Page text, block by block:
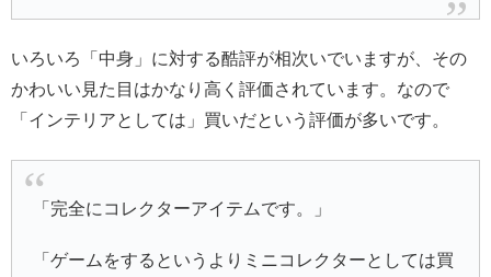
いろいろ「中身」に対する酷評が相次いでいますが、その
かわいい見た目はかなり高く評価されています。なので
「インテリアとしては」買いだという評価が多いです。
「完全にコレクターアイテムです。」
「ゲームをするというよりミニコレクターとしては買